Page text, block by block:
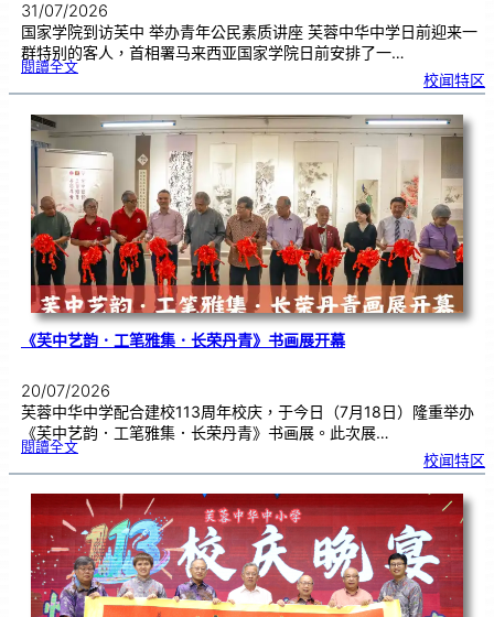
31/07/2026
国家学院到访芙中 举办青年公民素质讲座 芙蓉中华中学日前迎来一
群特别的客人，首相署马来西亚国家学院日前安排了一…
閱讀全文:努
与
国
学
院
到
访
中
分
享
青
年
领
袖
素
质
讲
座
校闻特区
《芙中艺韵．工笔雅集．长荣丹青》书画展开幕
20/07/2026
芙蓉中华中学配合建校113周年校庆，于今日（7月18日）隆重举办
《芙中艺韵．工笔雅集．长荣丹青》书画展。此次展…
閱讀全文:《
艺
．
工
笔
雅
．
长
荣
丹
青
》
书
画
展
开
幕
校闻特区